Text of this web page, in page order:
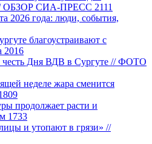
// ОБЗОР СИА-ПРЕСС 2111
2026 года: люди, события,
благоустраивают с
2016
честь Дня ВДВ в Сургуте // ФОТО
неделе жара сменится
продолжает расти и
1733
и утопают в грязи» //